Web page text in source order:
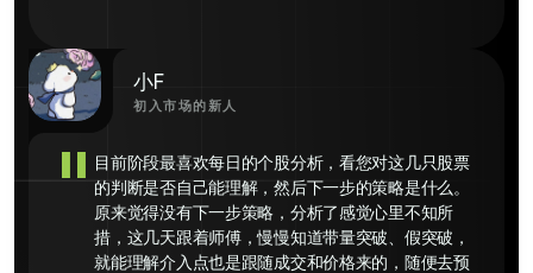
小F
初入市场的新人
"目前阶段最喜欢每日的个股分析，看您对这几只股票
的判断是否自己能理解，然后下一步的策略是什么。
原来觉得没有下一步策略，分析了感觉心里不知所
措，这几天跟着师傅，慢慢知道带量突破、假突破，
就能理解介入点也是跟随成交和价格来的，随便去预